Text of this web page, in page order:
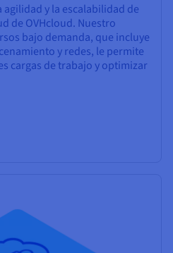
y la escalabilidad de
de OVHcloud. Nuestro
bajo demanda, que incluye
y redes, le permite
cargas de trabajo y optimizar